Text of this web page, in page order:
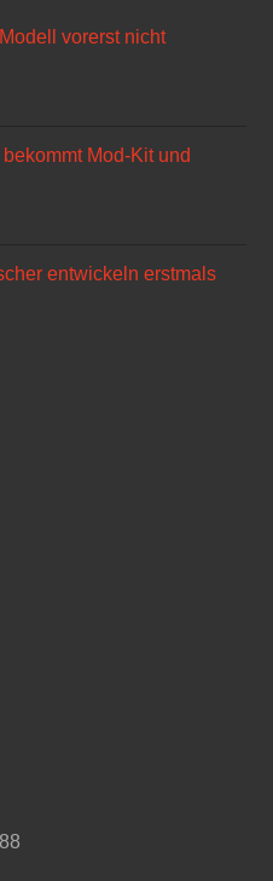
vorerst nicht
Mod-Kit und
entwickeln erstmals